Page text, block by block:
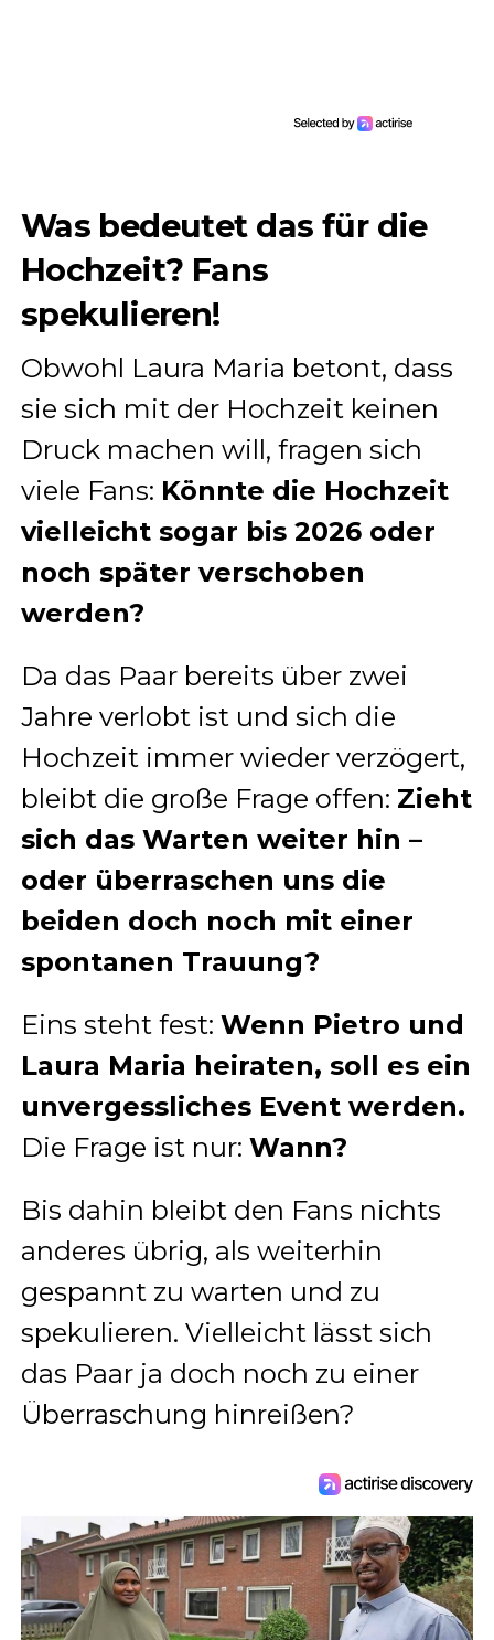
Was bedeutet das für die
Hochzeit? Fans
spekulieren!
Obwohl Laura Maria betont, dass
sie sich mit der Hochzeit keinen
Druck machen will, fragen sich
viele Fans: Könnte die Hochzeit
vielleicht sogar bis 2026 oder
noch später verschoben
werden?
Da das Paar bereits über zwei
Jahre verlobt ist und sich die
Hochzeit immer wieder verzögert,
bleibt die große Frage offen: Zieht
sich das Warten weiter hin –
oder überraschen uns die
beiden doch noch mit einer
spontanen Trauung?
Eins steht fest: Wenn Pietro und
Laura Maria heiraten, soll es ein
unvergessliches Event werden.
Die Frage ist nur: Wann?
Bis dahin bleibt den Fans nichts
anderes übrig, als weiterhin
gespannt zu warten und zu
spekulieren. Vielleicht lässt sich
das Paar ja doch noch zu einer
Überraschung hinreißen?